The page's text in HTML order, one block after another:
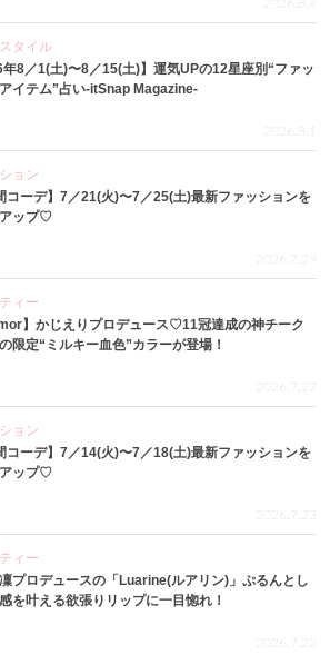
2026.8.4
タイル
年8／1(土)〜8／15(土)】運気UPの12星座別“ファッ
イテム”占い-itSnap Magazine-
2026.8.1
ョン
コーデ】7／21(火)〜7／25(土)最新ファッションを
ップ♡
2026.7.29
ィー
】かじえりプロデュース♡11冠達成の神チーク
限定“ミルキー血色”カラーが登場！
2026.7.27
ョン
コーデ】7／14(火)〜7／18(土)最新ファッションを
ップ♡
2026.7.23
ィー
プロデュースの「Luarine(ルアリン)」ぷるんとし
を叶える欲張りリップに一目惚れ！
2026.7.22